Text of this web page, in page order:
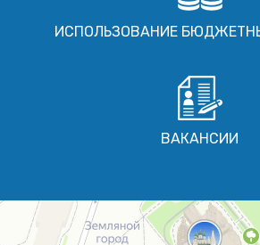
ИСПОЛЬЗОВАНИЕ
ВАКАНСИИ